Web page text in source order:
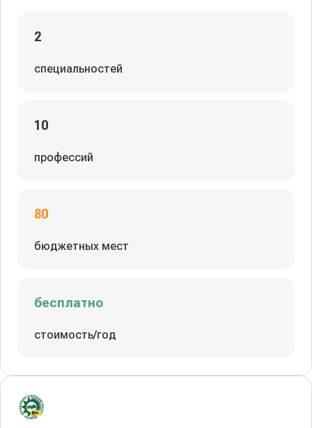
2
специальностей
10
профессий
80
бюджетных мест
бесплатно
стоимость/год